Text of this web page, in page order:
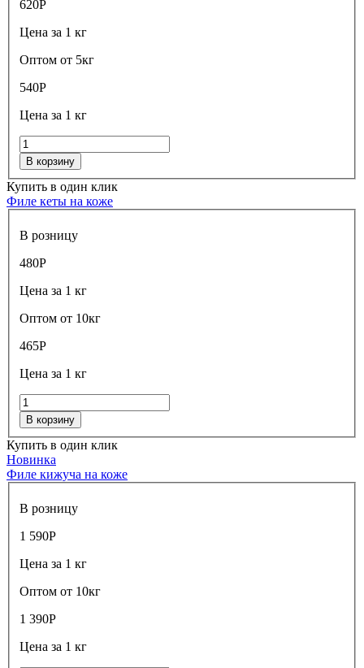
620Р
Цена за 1 кг
Оптом от 5кг
540Р
Цена за 1 кг
В корзину
Купить в один клик
Филе кеты на коже
В розницу
480Р
Цена за 1 кг
Оптом от 10кг
465Р
Цена за 1 кг
В корзину
Купить в один клик
Новинка
Филе кижуча на коже
В розницу
1 590Р
Цена за 1 кг
Оптом от 10кг
1 390Р
Цена за 1 кг